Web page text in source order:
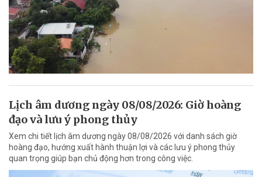
Lịch âm dương ngày 08/08/2026: Giờ hoàng
đạo và lưu ý phong thủy
Xem chi tiết lịch âm dương ngày 08/08/2026 với danh sách giờ
hoàng đạo, hướng xuất hành thuận lợi và các lưu ý phong thủy
quan trọng giúp bạn chủ động hơn trong công việc.